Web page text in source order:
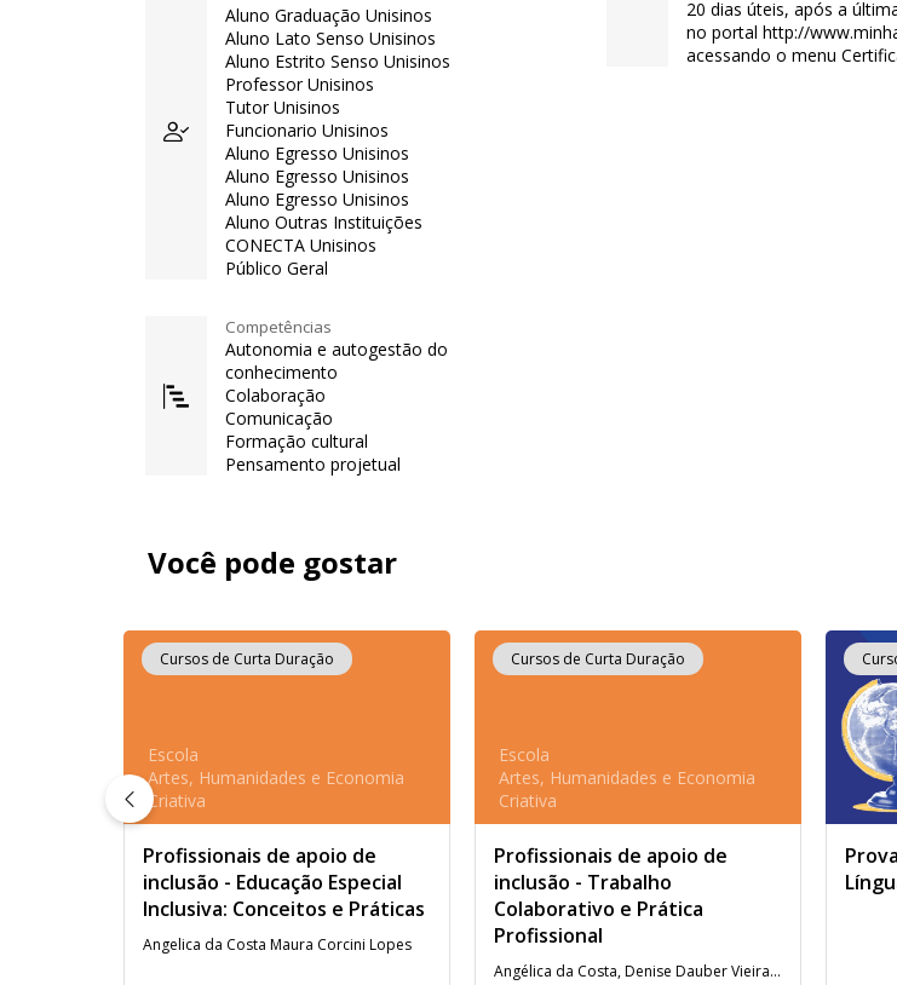
Aluno Graduação Unisinos
Aluno Lato Senso Unisinos
Aluno Estrito Senso Unisinos
Professor Unisinos
Tutor Unisinos
Funcionario Unisinos
Aluno Egresso Unisinos
Aluno Egresso Unisinos
Aluno Egresso Unisinos
Aluno Outras Instituições
CONECTA Unisinos
Público Geral
Competências
Autonomia e autogestão do
conhecimento
Colaboração
Comunicação
Formação cultural
Pensamento projetual
20 dias úteis, após a
no portal http://
acessando o menu
Você pode gostar
Cursos de Curta Duração
Escola
Artes, Humanidades e Economia
Criativa
Profissionais de apoio de
inclusão - Educação Especial
Inclusiva: Conceitos e Práticas
Angelica da Costa Maura Corcini Lopes
Cursos de Curta Duração
Escola
Artes, Humanidades e Economia
Criativa
Profissionais de apoio de
inclusão - Trabalho
Colaborativo e Prática
Profissional
Angélica da Costa, Denise Dauber Vieira, Maura Corcini Lopes e Vanessa Scheid Santanna de Mello.